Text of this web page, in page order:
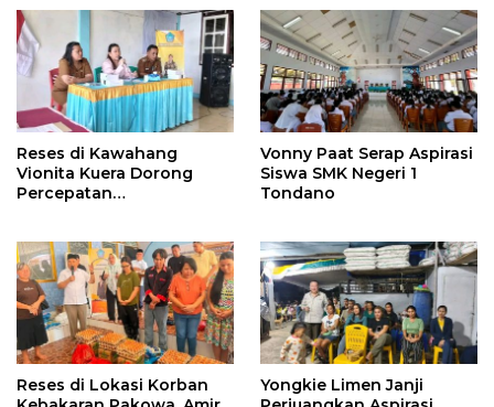
Reses di Kawahang
Vionita Kuera Dorong
Percepatan
Vonny Paat Serap Aspirasi
Siswa SMK Negeri 1
Tondano
Reses di Lokasi Korban
Yongkie Limen Janji